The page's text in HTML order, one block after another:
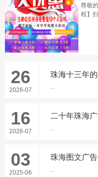
尊敬
程】扫
26
2026-07
珠海十三年
...
16
2026-07
二十年珠海
...
03
2025-06
珠海图文广
...